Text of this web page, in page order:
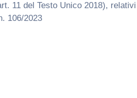
11 del Testo Unico 2018),
106/2023